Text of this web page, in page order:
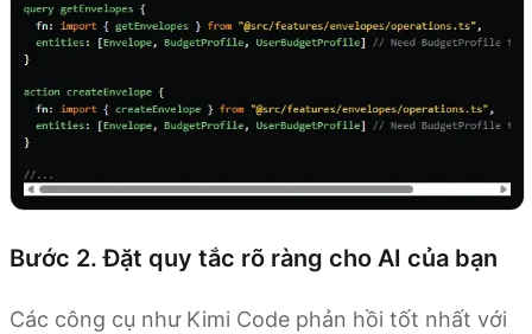
Bước 2. Đặt quy tắc rõ ràng cho AI của bạn
Các công cụ như Kimi Code phản hồi tốt nhất với